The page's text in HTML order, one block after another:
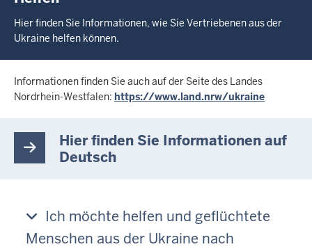
Hier finden Sie Informationen, wie Sie Vertriebenen aus der
Ukraine helfen können.
Informationen finden Sie auch auf der Seite des Landes
Nordrhein-Westfalen: https://www.land.nrw/ukraine
Hier finden Sie Informationen auf
Deutsch
Ich möchte helfen und geflüchtete
Menschen aus der Ukraine nach